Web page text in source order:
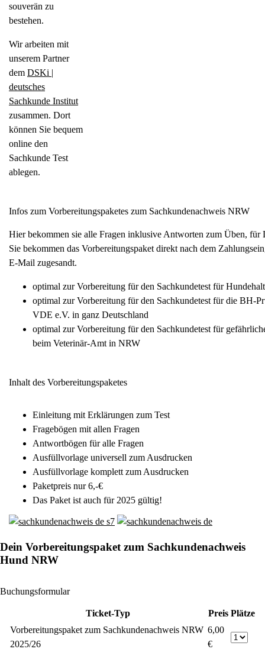
souverän zu
bestehen.
Wir arbeiten mit
unserem Partner
dem DSKi |
deutsches
Sachkunde Institut
zusammen. Dort
können Sie bequem
online den
Sachkunde Test
ablegen.
Infos zum Vorbereitungspaketes zum Sachkundenachweis NRW
Hier bekommen sie alle Fragen inklusive Antworten zum Üben, für
Sie bekommen das Vorbereitungspaket direkt nach dem
E-Mail zugesandt.
optimal zur Vorbereitung für den Sachkundetest für
optimal zur Vorbereitung für den Sachkundetest für die BH-
VDE e.V. in ganz Deutschland
optimal zur Vorbereitung für den Sachkundetest für
beim Veterinär-Amt in NRW
Inhalt des Vorbereitungspaketes
Einleitung mit Erklärungen zum Test
Fragebögen mit allen Fragen
Antwortbögen für alle Fragen
Ausfüllvorlage universell zum Ausdrucken
Ausfüllvorlage komplett zum Ausdrucken
Paketpreis nur 6,-€
Das Paket ist auch für 2025 gültig!
Dein Vorbereitungspaket zum Sachkundenachweis
Hund NRW
Buchungsformular
Ticket-Typ Preis Plätze
Vorbereitungspaket zum Sachkundenachweis NRW
2025/26
6,00
€